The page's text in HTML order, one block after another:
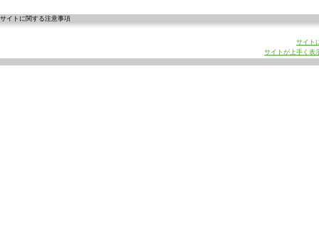
サイトに関する注意事項
サイト
サイトが上手く表